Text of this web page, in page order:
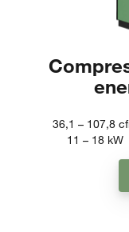
36,1 – 107,8
11 – 18 kW